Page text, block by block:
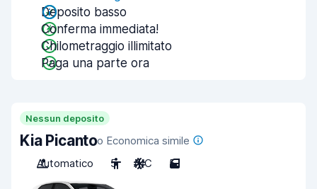
Deposito basso
Conferma immediata!
Chilometraggio illimitato
Paga una parte ora
Nessun deposito
Kia Picantoo Economica simile
Automatico
5 A/C 5